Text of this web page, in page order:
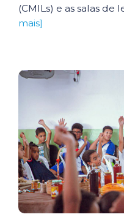
(CMILs) e as salas de
mais]